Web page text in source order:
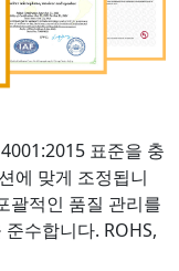
표준을 충
에 맞게 조정됩니
괄적인 품질 관리를
수합니다. ROHS,